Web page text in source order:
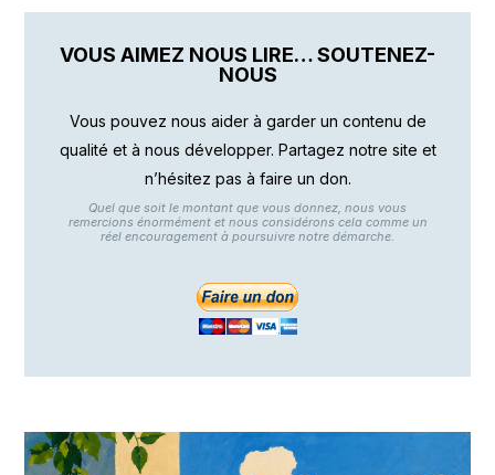
VOUS AIMEZ NOUS LIRE… SOUTENEZ-
NOUS
Vous pouvez nous aider à garder un contenu de
qualité et à nous développer. Partagez notre site et
n’hésitez pas à faire un don.
Quel que soit le montant que vous donnez, nous vous
remercions énormément et nous considérons cela comme un
réel encouragement à poursuivre notre démarche.